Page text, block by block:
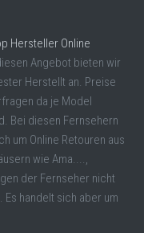
Hersteller Online
Angebot bieten wir
Herstellt an. Preise
da je Model
Bei diesen Fernsehern
um Online Retouren aus
wie Ama....,
der Fernseher nicht
handelt sich aber um